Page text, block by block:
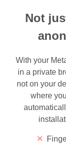
Not
With your
in a private
not on your
where